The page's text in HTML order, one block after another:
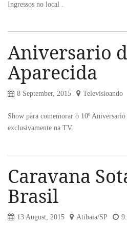
Ingressos no local .
Aniversario
Aparecida
8 September, 2015 Televisioando
Show para comemorar o 10º
exclusivamente na TV.
Caravana
Brasil
13 August, 2015 Atibaia/SP